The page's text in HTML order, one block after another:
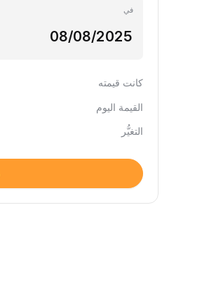
في
كانت قيمته
القيمة اليوم
التغيُّر